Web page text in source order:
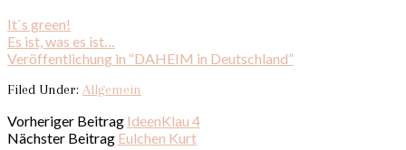
It`s green!
Es ist, was es ist…
Veröffentlichung in “DAHEIM in Deutschland”
Filed Under: Allgemein
Vorheriger Beitrag IdeenKlau 4
Nächster Beitrag Eulchen Kurt